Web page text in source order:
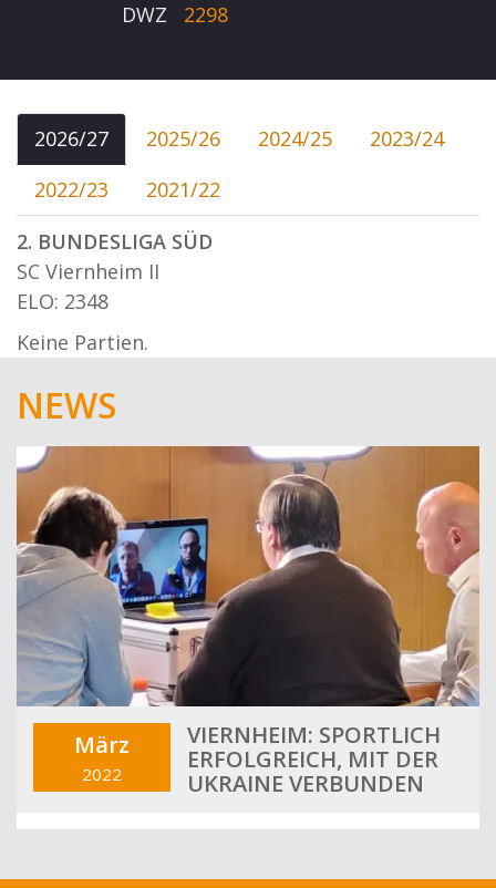
DWZ
2298
2026/27 2025/26 2024/25
2023/24
2022/23
2021/22
2. BUNDESLIGA SÜD
SC Viernheim II
ELO: 2348
Keine Partien.
NEWS
März
2022
VIERNHEIM: SPORTLICH
ERFOLGREICH, MIT DER
UKRAINE VERBUNDEN